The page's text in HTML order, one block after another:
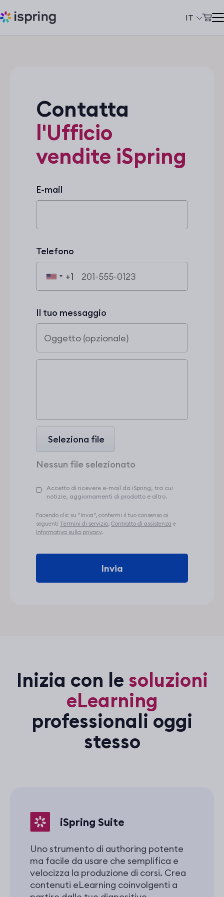
IT
Azienda
Community
Contatta
l'Ufficio
vendite iSpring
E-mail
Telefono
+1
Il tuo messaggio
Seleziona file
Accetto di ricevere e-mail da iSpring, tra cui
notizie, aggiornamenti di prodotto e altro.
Facendo clic su "Invia", confermi il tuo consenso ai
seguenti Termini di servizio, Contratto di assistenza e
Informativa sulla privacy.
Inizia con le soluzioni
eLearning
professionali oggi
stesso
iSpring Suite
Uno strumento di authoring potente
ma facile da usare che semplifica e
velocizza la produzione di corsi. Crea
contenuti eLearning coinvolgenti a